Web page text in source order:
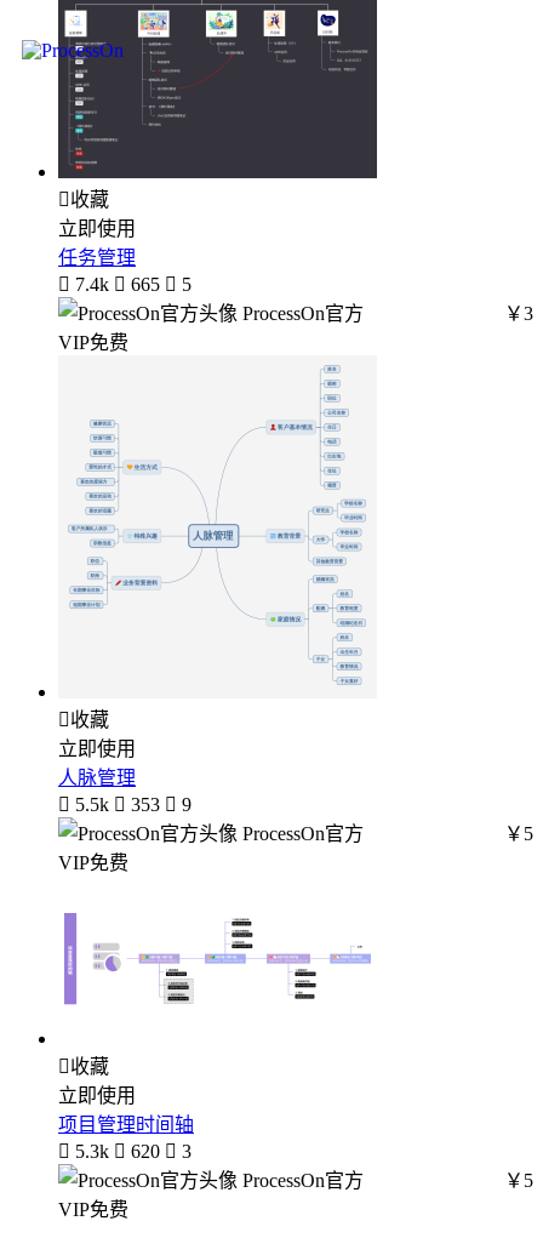
收藏
立即使用
任务管理
 7.4k  665  5
ProcessOn官方
￥3
VIP免费
收藏
立即使用
人脉管理
 5.5k  353  9
ProcessOn官方
￥5
VIP免费
收藏
立即使用
项目管理时间轴
 5.3k  620  3
ProcessOn官方
￥5
VIP免费